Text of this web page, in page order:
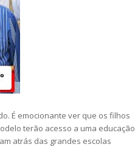
É emocionante ver que os filhos
terão acesso a uma educação
atrás das grandes escolas